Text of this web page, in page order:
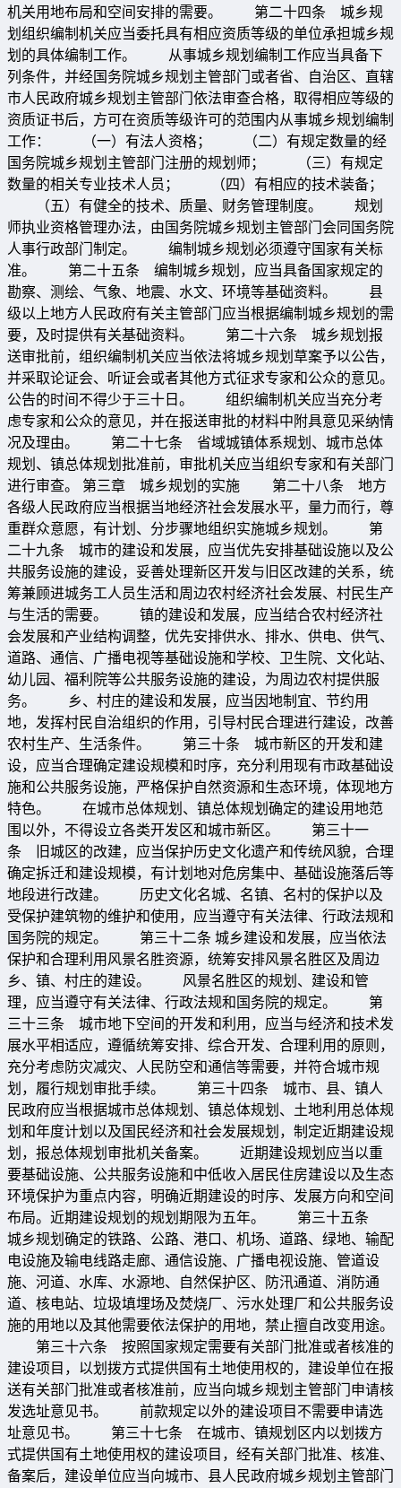
机关用地布局和空间安排的需要。 第二十四条 城乡规
划组织编制机关应当委托具有相应资质等级的单位承担城乡规
划的具体编制工作。 从事城乡规划编制工作应当具备下
列条件，并经国务院城乡规划主管部门或者省、自治区、直辖
市人民政府城乡规划主管部门依法审查合格，取得相应等级的
资质证书后，方可在资质等级许可的范围内从事城乡规划编制
工作： （一）有法人资格； （二）有规定数量的经
国务院城乡规划主管部门注册的规划师； （三）有规定
数量的相关专业技术人员； （四）有相应的技术装备；
（五）有健全的技术、质量、财务管理制度。 规划
师执业资格管理办法，由国务院城乡规划主管部门会同国务院
人事行政部门制定。 编制城乡规划必须遵守国家有关标
准。 第二十五条 编制城乡规划，应当具备国家规定的
勘察、测绘、气象、地震、水文、环境等基础资料。 县
级以上地方人民政府有关主管部门应当根据编制城乡规划的需
要，及时提供有关基础资料。 第二十六条 城乡规划报
送审批前，组织编制机关应当依法将城乡规划草案予以公告，
并采取论证会、听证会或者其他方式征求专家和公众的意见。
公告的时间不得少于三十日。 组织编制机关应当充分考
虑专家和公众的意见，并在报送审批的材料中附具意见采纳情
况及理由。 第二十七条 省域城镇体系规划、城市总体
规划、镇总体规划批准前，审批机关应当组织专家和有关部门
进行审查。 第三章 城乡规划的实施 第二十八条 地方
各级人民政府应当根据当地经济社会发展水平，量力而行，尊
重群众意愿，有计划、分步骤地组织实施城乡规划。 第
二十九条 城市的建设和发展，应当优先安排基础设施以及公
共服务设施的建设，妥善处理新区开发与旧区改建的关系，统
筹兼顾进城务工人员生活和周边农村经济社会发展、村民生产
与生活的需要。 镇的建设和发展，应当结合农村经济社
会发展和产业结构调整，优先安排供水、排水、供电、供气、
道路、通信、广播电视等基础设施和学校、卫生院、文化站、
幼儿园、福利院等公共服务设施的建设，为周边农村提供服
务。 乡、村庄的建设和发展，应当因地制宜、节约用
地，发挥村民自治组织的作用，引导村民合理进行建设，改善
农村生产、生活条件。 第三十条 城市新区的开发和建
设，应当合理确定建设规模和时序，充分利用现有市政基础设
施和公共服务设施，严格保护自然资源和生态环境，体现地方
特色。 在城市总体规划、镇总体规划确定的建设用地范
围以外，不得设立各类开发区和城市新区。 第三十一
条 旧城区的改建，应当保护历史文化遗产和传统风貌，合理
确定拆迁和建设规模，有计划地对危房集中、基础设施落后等
地段进行改建。 历史文化名城、名镇、名村的保护以及
受保护建筑物的维护和使用，应当遵守有关法律、行政法规和
国务院的规定。 第三十二条 城乡建设和发展，应当依法
保护和合理利用风景名胜资源，统筹安排风景名胜区及周边
乡、镇、村庄的建设。 风景名胜区的规划、建设和管
理，应当遵守有关法律、行政法规和国务院的规定。 第
三十三条 城市地下空间的开发和利用，应当与经济和技术发
展水平相适应，遵循统筹安排、综合开发、合理利用的原则，
充分考虑防灾减灾、人民防空和通信等需要，并符合城市规
划，履行规划审批手续。 第三十四条 城市、县、镇人
民政府应当根据城市总体规划、镇总体规划、土地利用总体规
划和年度计划以及国民经济和社会发展规划，制定近期建设规
划，报总体规划审批机关备案。 近期建设规划应当以重
要基础设施、公共服务设施和中低收入居民住房建设以及生态
环境保护为重点内容，明确近期建设的时序、发展方向和空间
布局。近期建设规划的规划期限为五年。 第三十五条
城乡规划确定的铁路、公路、港口、机场、道路、绿地、输配
电设施及输电线路走廊、通信设施、广播电视设施、管道设
施、河道、水库、水源地、自然保护区、防汛通道、消防通
道、核电站、垃圾填埋场及焚烧厂、污水处理厂和公共服务设
施的用地以及其他需要依法保护的用地，禁止擅自改变用途。
第三十六条 按照国家规定需要有关部门批准或者核准的
建设项目，以划拨方式提供国有土地使用权的，建设单位在报
送有关部门批准或者核准前，应当向城乡规划主管部门申请核
发选址意见书。 前款规定以外的建设项目不需要申请选
址意见书。 第三十七条 在城市、镇规划区内以划拨方
式提供国有土地使用权的建设项目，经有关部门批准、核准、
备案后，建设单位应当向城市、县人民政府城乡规划主管部门